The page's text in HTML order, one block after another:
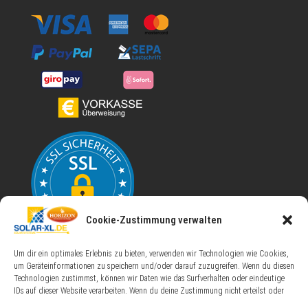
Cookie-Zustimmung verwalten
Um dir ein optimales Erlebnis zu bieten, verwenden wir Technologien wie Cookies,
um Geräteinformationen zu speichern und/oder darauf zuzugreifen. Wenn du diesen
Technologien zustimmst, können wir Daten wie das Surfverhalten oder eindeutige
IDs auf dieser Website verarbeiten. Wenn du deine Zustimmung nicht erteilst oder